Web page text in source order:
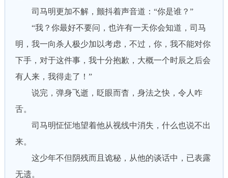
司马明更加不解，颤抖着声音道：“你是谁？”
“我？你最好不要问，也许有一天你会知道，司马
明，我一向杀人极少加以考虑，不过，你，我不能对你
下手，对于这件事，我十分抱歉，大概一个时辰之后会
有人来，我得走了！”
说完，弹身飞逝，眨眼而杳，身法之快，令人咋
舌。
司马明怔怔地望着他从视线中消失，什么也说不出
来。
这少年不但阴残而且诡秘，从他的谈话中，已表露
无遗。